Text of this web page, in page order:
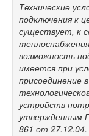
Технические
подключения к
существует, к
возможность
имеется при
присоединение
устройств
утвержденным
861 от 27.12.04.